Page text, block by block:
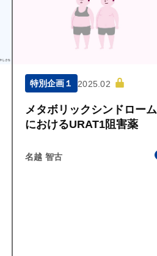
特別企画１ 2025.02
メタボリックシンドローム
におけるURAT1阻害薬
名越 智古